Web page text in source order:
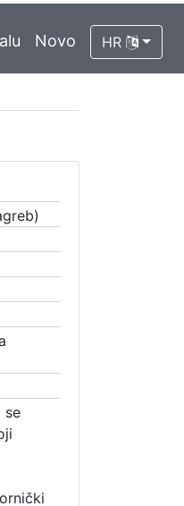
Novo HR
se